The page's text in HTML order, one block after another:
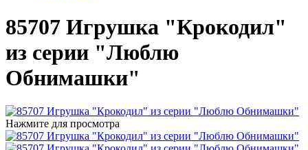
85707 Игрушка "Крокодил"
из серии "Люблю
Обнимашки"
Нажмите для просмотра